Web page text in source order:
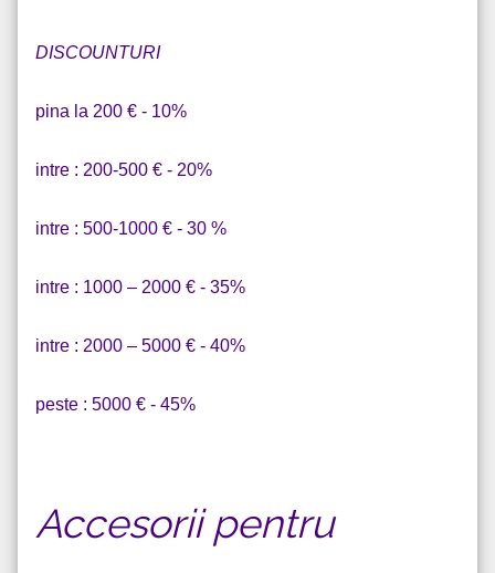
DISCOUNTURI
pina la 200 € - 10%
intre : 200-500 € - 20%
intre : 500-1000 € - 30 %
intre : 1000 – 2000 € - 35%
intre : 2000 – 5000 € - 40%
peste : 5000 € - 45%
Accesorii pentru